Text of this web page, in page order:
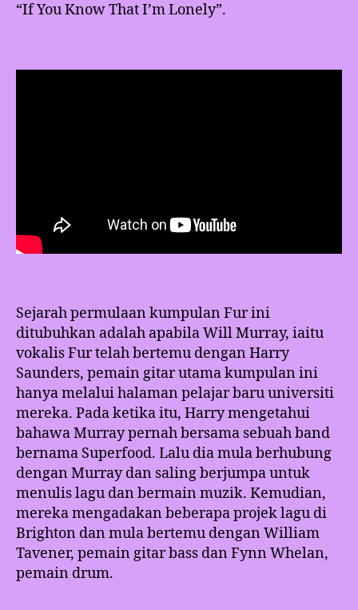
“If You Know That I’m Lonely”.
Sejarah permulaan kumpulan Fur ini
ditubuhkan adalah apabila Will Murray, iaitu
vokalis Fur telah bertemu dengan Harry
Saunders, pemain gitar utama kumpulan ini
hanya melalui halaman pelajar baru universiti
mereka. Pada ketika itu, Harry mengetahui
bahawa Murray pernah bersama sebuah band
bernama Superfood. Lalu dia mula berhubung
dengan Murray dan saling berjumpa untuk
menulis lagu dan bermain muzik. Kemudian,
mereka mengadakan beberapa projek lagu di
Brighton dan mula bertemu dengan William
Tavener, pemain gitar bass dan Fynn Whelan,
pemain drum.